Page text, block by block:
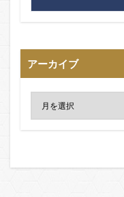
アーカイブ